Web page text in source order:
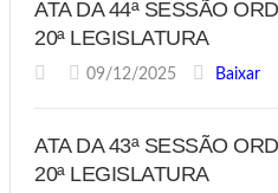
ATA DA 44ª SESSÃO
20ª LEGISLATURA
09/12/2025 Baixar
ATA DA 43ª SESSÃO
20ª LEGISLATURA